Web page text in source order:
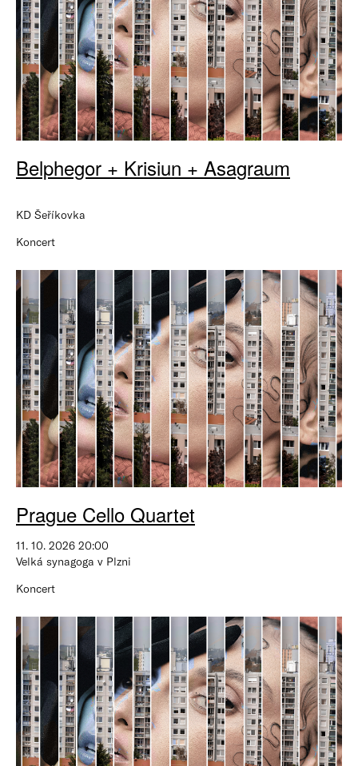
Belphegor + Krisiun + Asagraum
KD Šeříkovka
Koncert
Prague Cello Quartet
11. 10. 2026 20:00
Velká synagoga v Plzni
Koncert